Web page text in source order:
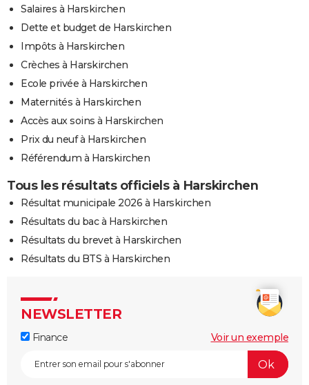
Salaires à Harskirchen
Dette et budget de Harskirchen
Impôts à Harskirchen
Crèches à Harskirchen
Ecole privée à Harskirchen
Maternités à Harskirchen
Accès aux soins à Harskirchen
Prix du neuf à Harskirchen
Référendum à Harskirchen
Tous les résultats officiels à Harskirchen
Résultat municipale 2026 à Harskirchen
Résultats du bac à Harskirchen
Résultats du brevet à Harskirchen
Résultats du BTS à Harskirchen
NEWSLETTER
Finance Voir un exemple